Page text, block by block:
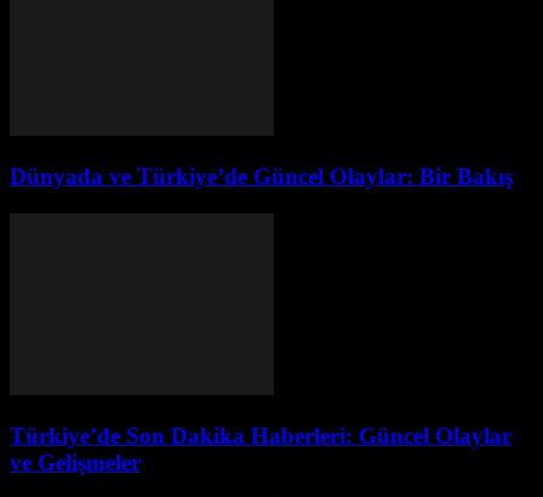
Dünyada ve Türkiye’de Güncel Olaylar: Bir Bakış
Türkiye’de Son Dakika Haberleri: Güncel Olaylar
ve Gelişmeler